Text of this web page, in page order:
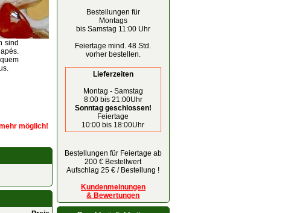
sind
möglich!
Bestellungen für
Montags
bis Samstag 11:00 Uhr
Feiertage mind. 48 Std.
vorher bestellen.
Lieferzeiten
Montag - Samstag
8:00 bis 21:00Uhr
Sonntag geschlossen!
Feiertage
10:00 bis 18:00Uhr
Bestellungen für Feiertage ab
200 € Bestellwert
Aufschlag 25 € / Bestellung !
Kundenmeinungen
& Bewertungen